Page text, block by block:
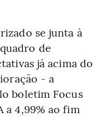
se junta à
de
já acima do
- a
boletim Focus
a 4,99% ao fim